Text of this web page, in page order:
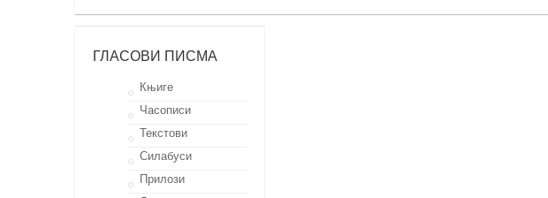
ГЛАСОВИ ПИСМА
Књиге
Часописи
Текстови
Силабуси
Прилози